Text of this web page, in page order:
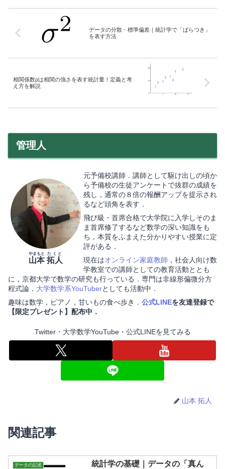
データの分散・標準偏差｜統計学で「ばらつき」
を表す方法
相関係数ρは相関の強さを表す統計量！定義と考
え方を解説
管理人
山本
やまもと
拓人
たくと
元予備校講師．講師として駆け出しの頃か
ら予備校の生徒アンケートで抜群の成績を
残し，通常の８倍の報酬アップを提示され
るなど頭角を表す．
飛び級・首席合格で大学院に入学しそのま
ま首席修了するなど数学の深い知識をも
ち，本質をふまえた分かりやすい授業に定
評がある．
現在はオンライン家庭教師 ，社会人向け数
学教室での講師としての教育活動ととも
に，京都大学で数学の研究も行っている．専門は非線形偏微分方
程式論． 大学数学系YouTuberとしても活動中．
趣味は数学，ピアノ，甘いもの食べ歩き． 公式LINEを友達登録で
【限定プレゼント】配布中．
Twitter・大学数学YouTube・公式LINEを見てみる
山本 拓人
関連記事
データの記述
統計学の基礎｜データの「真ん